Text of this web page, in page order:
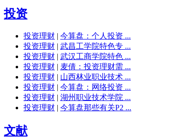
投资
投资理财 | 今算盘：个人投资 ...
投资理财 | 武昌工学院特色专 ...
投资理财 | 武汉工商学院特色 ...
投资理财 | 麦倩：投资理财需 ...
投资理财 | 山西林业职业技术 ...
投资理财 | 今算盘：网络投资 ...
投资理财 | 湖州职业技术学院 ...
投资理财 | 今算盘那些有关P2 ...
文献